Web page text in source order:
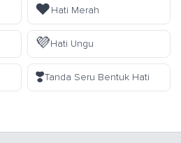
❤️Hati Merah
💜Hati Ungu
❣️Tanda Seru Bentuk Hati